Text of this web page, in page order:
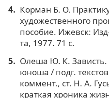
Корман Б. О.
художественного
пособие. Ижевск:
та, 1977. 71 с.
Олеша Ю. К. Зависть.
юноша / подг.
коммент., ст. Н. А.
краткая хроника